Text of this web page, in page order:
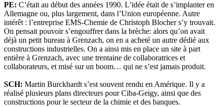
PE: C’était au début des années 1990. L’idée était de s’implanter en
Allemagne ou, plus largement, dans l’Union européenne. Autre
intérêt : l’entreprise EMS-Chemie de Christoph Blocher s’y trouvait.
On pensait pouvoir s’engouffrer dans la brèche: alors qu’on avait
déjà un petit bureau à Grenzach, on en a acheté un autre dédié aux
constructions industrielles. On a ainsi mis en place un site à part
entière à Grenzach, avec une trentaine de collaboratrices et
collaborateurs, et misé sur un boom… qui ne s’est jamais produit.
SCH: Martin Burckhardt s’est souvent rendu en Amérique. Il y a
réalisé plusieurs plans directeurs pour Ciba-Geigy, ainsi que des
constructions pour le secteur de la chimie et des banques.